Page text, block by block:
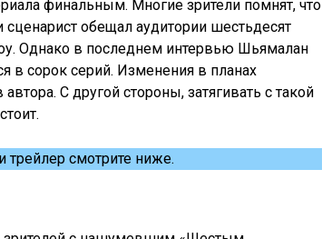
финальным. Многие зрители помнят, что
обещал аудитории шестьдесят
Однако в последнем интервью Шьямалан
в сорок серий. Изменения в планах
С другой стороны, затягивать с такой
и трейлер смотрите ниже.